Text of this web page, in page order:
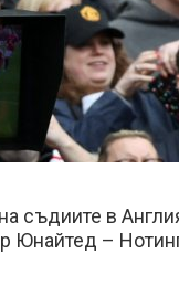
съдиите в
Юнайтед –